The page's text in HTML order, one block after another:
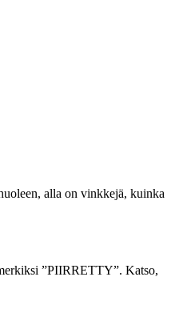
alla on vinkkejä, kuinka
”PIIRRETTY”. Katso,